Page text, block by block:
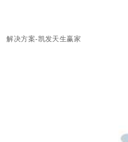
解决方案-凯发天生赢家